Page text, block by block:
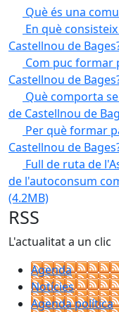
Què és una
En què
Castellnou de
Com puc formar
Castellnou de
Què comporta
de Castellnou de
Per què formar
Castellnou de
Full de ruta de
de l'autoconsum
(4.2MB)
RSS
L'actualitat a un clic
Agenda
Notícies
Agenda política